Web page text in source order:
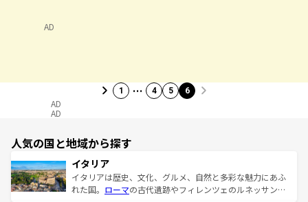
AD
1 … 4 5 6
AD
AD
人気の国と地域から探す
イタリア
イタリアは歴史、文化、グルメ、自然と多彩な魅力にあふ
れた国。 ローマの古代遺跡やフィレンツェのルネッサンス